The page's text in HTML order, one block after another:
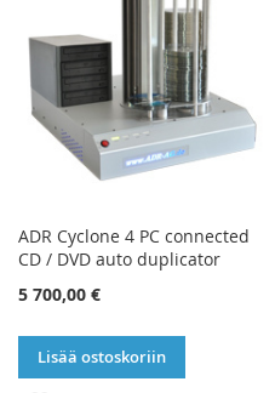
ADR Cyclone 4 PC connected
CD / DVD auto duplicator
5 700,00 €
Lisää ostoskoriin